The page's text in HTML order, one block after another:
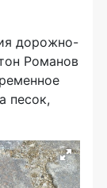
дорожно-
Романов
песок,